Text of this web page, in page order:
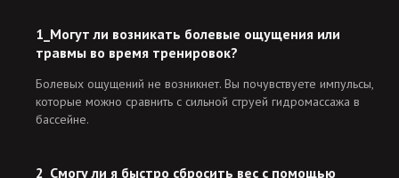
1_Могут ли возникать болевые ощущения или
травмы во время тренировок?
Болевых ощущений не возникнет. Вы почувствуете импульсы,
которые можно сравнить с сильной струей гидромассажа в
бассейне.
2_Смогу ли я быстро сбросить вес с помощью